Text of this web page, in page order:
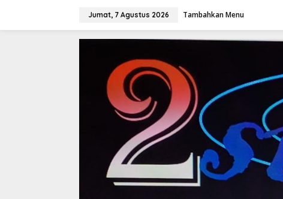
Jumat, 7 Agustus 2026 Tambahkan Menu